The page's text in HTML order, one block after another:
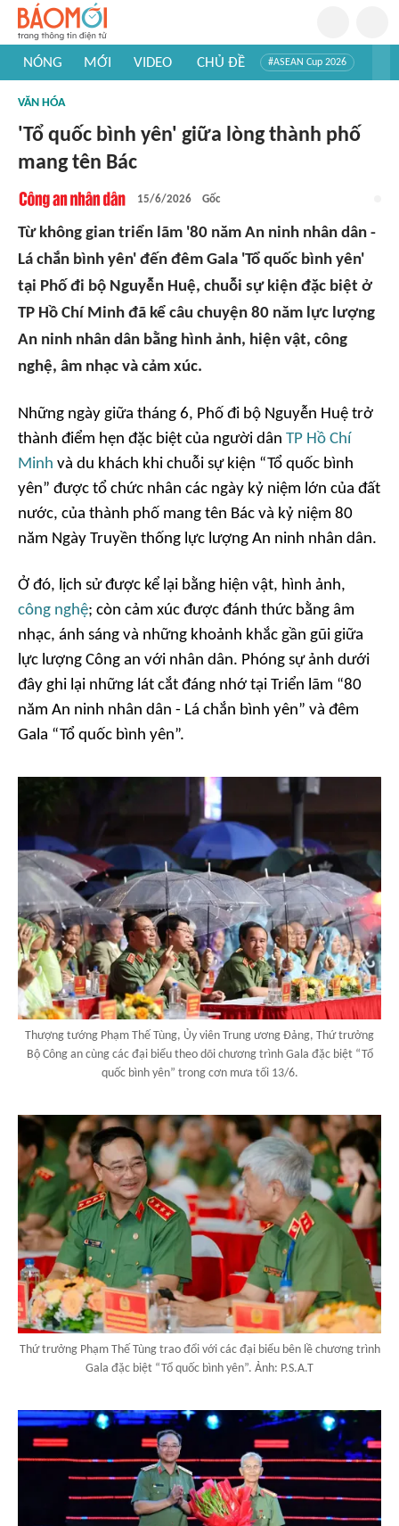
NÓNG MỚI VIDEO CHỦ ĐỀ #ASEAN Cup 2026
#Khám phá thế giới
VĂN HÓA
'Tổ quốc bình yên' giữa lòng thành phố
mang tên Bác
15/6/2026 Gốc
Từ không gian triển lãm '80 năm An ninh nhân dân -
Lá chắn bình yên' đến đêm Gala 'Tổ quốc bình yên'
tại Phố đi bộ Nguyễn Huệ, chuỗi sự kiện đặc biệt ở
TP Hồ Chí Minh đã kể câu chuyện 80 năm lực lượng
An ninh nhân dân bằng hình ảnh, hiện vật, công
nghệ, âm nhạc và cảm xúc.
Những ngày giữa tháng 6, Phố đi bộ Nguyễn Huệ trở
thành điểm hẹn đặc biệt của người dân TP Hồ Chí
Minh và du khách khi chuỗi sự kiện “Tổ quốc bình
yên” được tổ chức nhân các ngày kỷ niệm lớn của đất
nước, của thành phố mang tên Bác và kỷ niệm 80
năm Ngày Truyền thống lực lượng An ninh nhân dân.
Ở đó, lịch sử được kể lại bằng hiện vật, hình ảnh,
công nghệ; còn cảm xúc được đánh thức bằng âm
nhạc, ánh sáng và những khoảnh khắc gần gũi giữa
lực lượng Công an với nhân dân. Phóng sự ảnh dưới
đây ghi lại những lát cắt đáng nhớ tại Triển lãm “80
năm An ninh nhân dân - Lá chắn bình yên” và đêm
Gala “Tổ quốc bình yên”.
Thượng tướng Phạm Thế Tùng, Ủy viên Trung ương Đảng, Thứ trưởng
Bộ Công an cùng các đại biểu theo dõi chương trình Gala đặc biệt “Tổ
quốc bình yên” trong cơn mưa tối 13/6.
Thứ trưởng Phạm Thế Tùng trao đổi với các đại biểu bên lề chương trình
Gala đặc biệt “Tổ quốc bình yên”. Ảnh: P.S.A.T